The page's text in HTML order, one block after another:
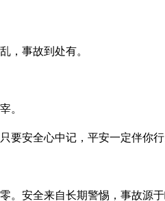
事故到处有。
。
安全心中记，平安一定伴你行
安全来自长期警惕，事故源于